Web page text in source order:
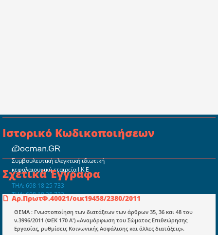
Ιστορικό Κωδικοποιήσεων
Σχετικά Έγγραφα
Αρ.ΠρωτΦ.40021/οικ19458/2380/2011
ΘΕΜΑ : Γνωστοποίηση των διατάξεων των άρθρων 35, 36 και 48 του
ν.3996/2011 (ΦΕΚ 170 Α') «Αναμόρφωση του Σώματος Επιθεώρησης
Εργασίας, ρυθμίσεις Κοινωνικής Ασφάλισης και άλλες διατάξεις».
Συμβουλευτική ελεγκτική ιδιωτική
κεφαλαιουχική εταιρεία Ι.Κ.Ε
ΤΗΛ: 698 18 25 733
ΤΗΛ: 698 18 25 732
mydocmangr@gmail.com
Docman.gr